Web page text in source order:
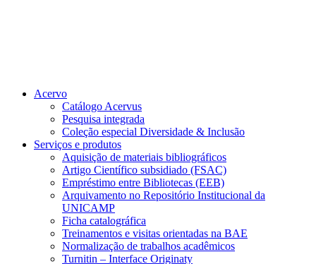
Acervo
Catálogo Acervus
Pesquisa integrada
Coleção especial Diversidade & Inclusão
Serviços e produtos
Aquisição de materiais bibliográficos
Artigo Científico subsidiado (FSAC)
Empréstimo entre Bibliotecas (EEB)
Arquivamento no Repositório Institucional da
UNICAMP
Ficha catalográfica
Treinamentos e visitas orientadas na BAE
Normalização de trabalhos acadêmicos
Turnitin – Interface Originaty